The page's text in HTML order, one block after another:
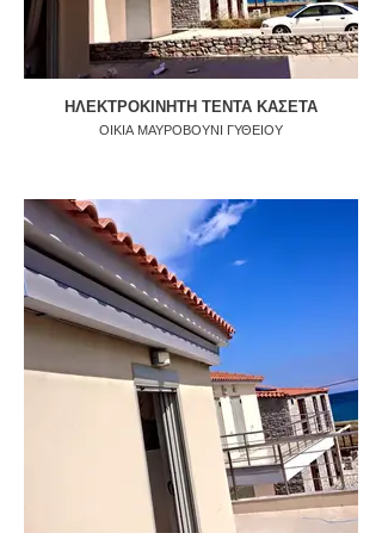
ΗΛΕΚΤΡΟΚΙΝΗΤΗ ΤΕΝΤΑ ΚΑΣΕΤΑ
ΟΙΚΙΑ ΜΑΥΡΟΒΟΥΝΙ ΓΥΘΕΙΟΥ